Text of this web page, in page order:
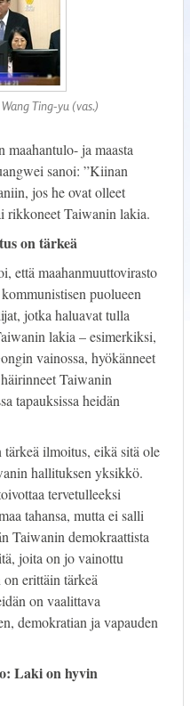
Ting-yu (vas.)
maahantulo- ja maasta
sanoi: ”Kiinan
jos he ovat olleet
rikkoneet Taiwanin lakia.
on tärkeä
että maahanmuuttovirasto
puolueen
jotka haluavat tulla
lakia – esimerkiksi,
vainossa, hyökänneet
Taiwanin
tapauksissa heidän
ilmoitus, eikä sitä ole
hallituksen yksikkö.
tervetulleeksi
tahansa, mutta ei salli
Taiwanin demokraattista
joita on jo vainottu
erittäin tärkeä
on vaalittava
demokratian ja vapauden
Laki on hyvin